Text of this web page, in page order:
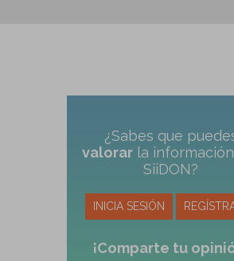
¿Sabes que
valorar la
SiiDON?
INICIA SESIÓN
¡Comparte tu